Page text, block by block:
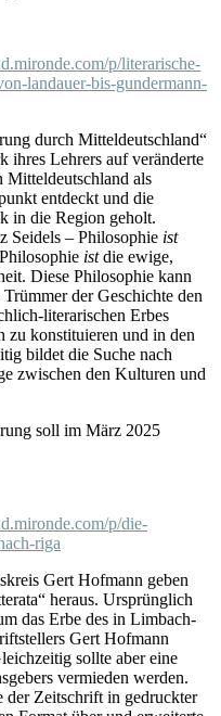
p/literarische-
landauer-bis-gundermann-
durch Mitteldeutschland“
ihres Lehrers auf veränderte
Mitteldeutschland als
entdeckt und die
in die Region geholt.
Seidels – Philosophie ist
istdie ewige,
Diese Philosophie kann
der Geschichte den
literarischen Erbes
zu konstituieren und in den
bildet die Suche nach
zwischen den Kulturen und
soll im März 2025
p/die-
riga
Gert Hofmann geben
heraus. Ursprünglich
das Erbe des in Limbach-
Gert Hofmann
sollte aber eine
vermieden werden.
der Zeitschrift in gedruckter